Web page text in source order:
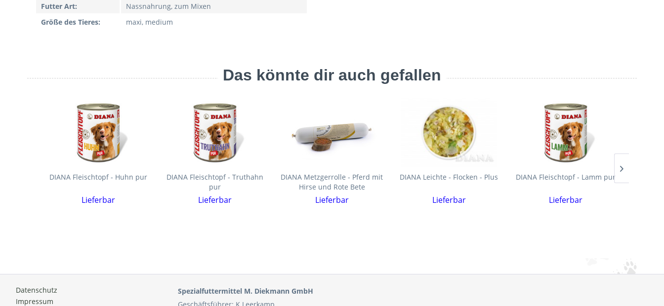
Futter Art:
Nassnahrung, zum Mixen
Größe des Tieres:
maxi, medium
Das könnte dir auch gefallen
DIANA Fleischtopf - Huhn pur
Lieferbar
DIANA Fleischtopf - Truthahn
pur
Lieferbar
DIANA Metzgerrolle - Pferd mit
Hirse und Rote Bete
Lieferbar
DIANA Leichte - Flocken - Plus
Lieferbar
DIANA Fleischtopf - Lamm pur
Lieferbar
Datenschutz
Impressum
Spezialfuttermittel M. Diekmann GmbH